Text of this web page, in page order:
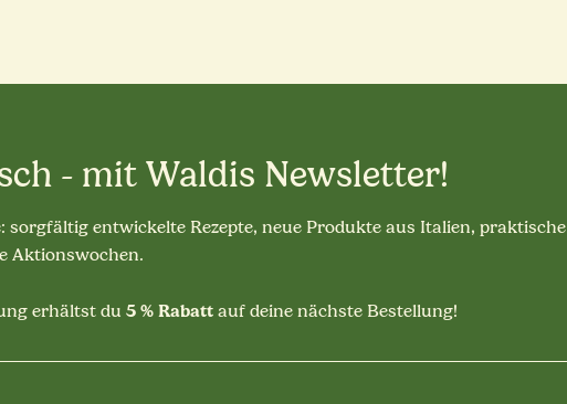
- mit Waldis Newsletter!
entwickelte Rezepte, neue Produkte aus Italien, praktische
Aktionswochen.
erhältst du 5 % Rabatt auf deine nächste Bestellung!